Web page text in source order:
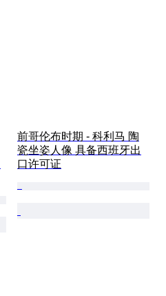
前哥伦布时期 - 科利马 陶
瓷坐姿人像 具备西班牙出
口许可证